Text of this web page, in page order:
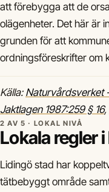
att förebygga att de
olägenheter. Det här är
grunden för att
ordningsföreskrifter om
Källa: Naturvårdsverket
Jaktlagen 1987:259 § 16,
2 AV 5 · LOKAL NIVÅ
Lokala regler
Lidingö stad har
tätbebyggt område